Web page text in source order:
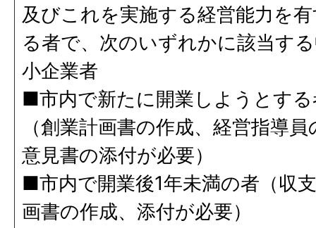
及びこれを実施する経営能力を
る者で、次のいずれかに該当す
小企業者
■市内で新たに開業しようとす
（創業計画書の作成、経営指導員
意見書の添付が必要）
■市内で開業後1年未満の者（収
画書の作成、添付が必要）